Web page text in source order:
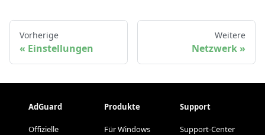
Vorherige
Einstellungen
Weitere
Netzwerk
AdGuard
Offizielle
Produkte
Für Windows
Support
Support-Center